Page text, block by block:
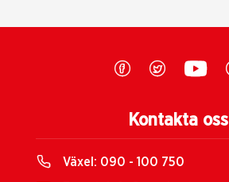
Kontakta oss
Växel: 090 - 100 750